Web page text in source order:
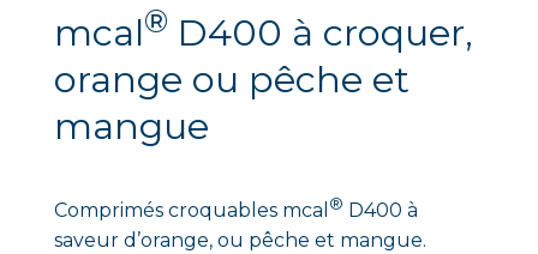
mcal® D400 à croquer,
orange ou pêche et
mangue
Comprimés croquables mcal ® D400 à
saveur d’orange, ou pêche et mangue.